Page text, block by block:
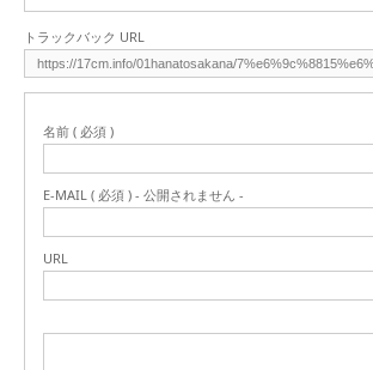
トラックバック URL
名前 ( 必須 )
E-MAIL ( 必須 ) - 公開されません -
URL